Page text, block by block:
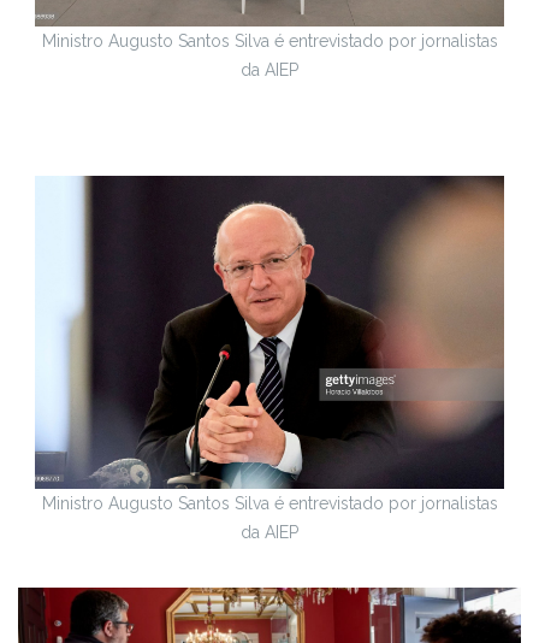
Ministro Augusto Santos Silva é entrevistado por jornalistas
da AIEP
Ministro Augusto Santos Silva é entrevistado por jornalistas
da AIEP